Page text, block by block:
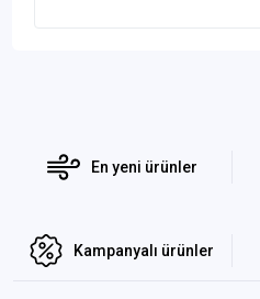
En yeni ürünler
Kampanyalı ürünler